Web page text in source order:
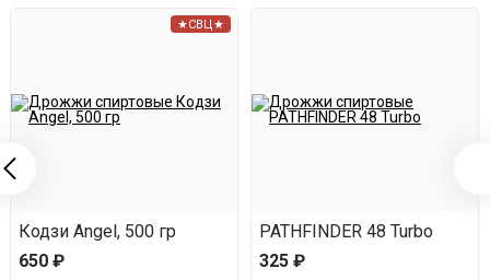
★СВЦ★
Кодзи Angel, 500 гр
650 ₽
PATHFINDER 48 Turbo
325 ₽